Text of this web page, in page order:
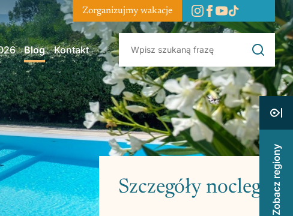
Blog Kontakt
Zorganizujmy wakacje
Szczegóły noclegu Zobacz regiony